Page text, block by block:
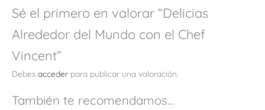
Sé el primero en valorar “Delicias
Alrededor del Mundo con el Chef
Vincent”
Debes acceder para publicar una valoración.
También te recomendamos…